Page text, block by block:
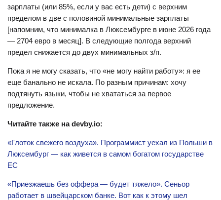
зарплаты (или 85%, если у вас есть дети) с верхним
пределом в две с половиной минимальные зарплаты
[напомним, что минималка в Люксембурге в июне 2026 года
— 2704 евро в месяц]. В следующие полгода верхний
предел снижается до двух минимальных з/п.
Пока я не могу сказать, что «не могу найти работу»: я ее
еще банально не искала. По разным причинам: хочу
подтянуть языки, чтобы не хвататься за первое
предложение.
Читайте также на devby.io:
«Глоток свежего воздуха». Программист уехал из Польши в
Люксембург — как живется в самом богатом государстве
ЕС
«Приезжаешь без оффера — будет тяжело». Сеньор
работает в швейцарском банке. Вот как к этому шел